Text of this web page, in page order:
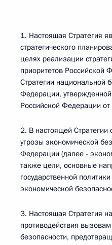
1. Настоящая Стратегия
стратегического
целях реализации
приоритетов Российской
Стратегии национальной
Федерации,
Российской Федерации
2. В настоящей
угрозы экономической
Федерации (далее -
также цели, основные
государственной
экономической
3. Настоящая Стратегия
противодействия
безопасности,